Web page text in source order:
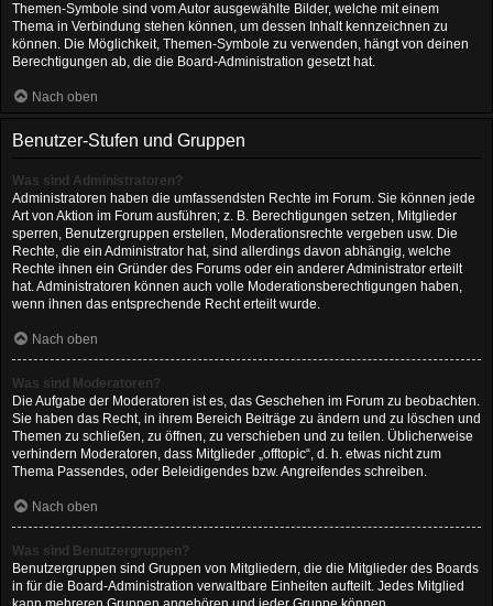
Themen-Symbole sind vom Autor ausgewählte Bilder, welche mit einem
Thema in Verbindung stehen können, um dessen Inhalt kennzeichnen zu
können. Die Möglichkeit, Themen-Symbole zu verwenden, hängt von deinen
Berechtigungen ab, die die Board-Administration gesetzt hat.
Nach oben
Benutzer-Stufen und Gruppen
Was sind Administratoren?
Administratoren haben die umfassendsten Rechte im Forum. Sie können jede
Art von Aktion im Forum ausführen; z. B. Berechtigungen setzen, Mitglieder
sperren, Benutzergruppen erstellen, Moderationsrechte vergeben usw. Die
Rechte, die ein Administrator hat, sind allerdings davon abhängig, welche
Rechte ihnen ein Gründer des Forums oder ein anderer Administrator erteilt
hat. Administratoren können auch volle Moderationsberechtigungen haben,
wenn ihnen das entsprechende Recht erteilt wurde.
Nach oben
Was sind Moderatoren?
Die Aufgabe der Moderatoren ist es, das Geschehen im Forum zu beobachten.
Sie haben das Recht, in ihrem Bereich Beiträge zu ändern und zu löschen und
Themen zu schließen, zu öffnen, zu verschieben und zu teilen. Üblicherweise
verhindern Moderatoren, dass Mitglieder „offtopic“, d. h. etwas nicht zum
Thema Passendes, oder Beleidigendes bzw. Angreifendes schreiben.
Nach oben
Was sind Benutzergruppen?
Benutzergruppen sind Gruppen von Mitgliedern, die die Mitglieder des Boards
in für die Board-Administration verwaltbare Einheiten aufteilt. Jedes Mitglied